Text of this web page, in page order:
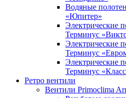
Водяные
«Юпитер»
Электрические
Терминус
Электрические
Терминус
Электрические
Терминус
Ретро вентили
Вентили Primoclima